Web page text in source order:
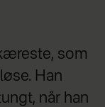
som
Han
når han